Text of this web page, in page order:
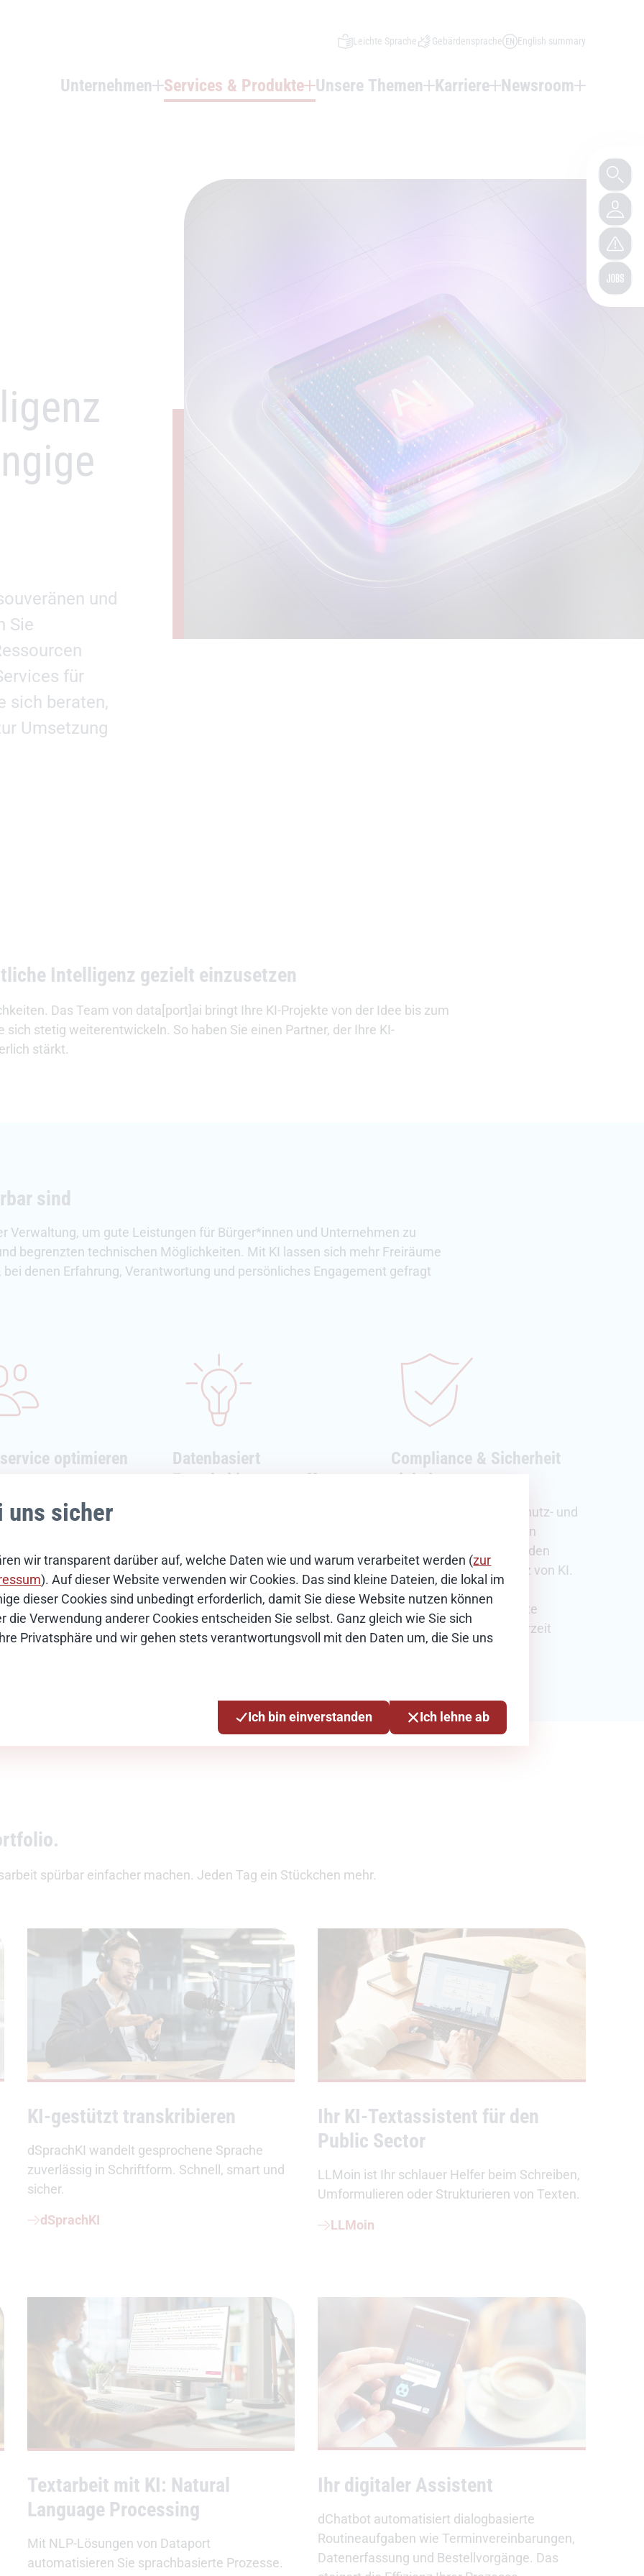
uns sicher
wir transparent darüber auf, welche Daten wie und warum verarbeitet werden (zur
). Auf dieser Website verwenden wir Cookies. Das sind kleine Dateien, die lokal im
dieser Cookies sind unbedingt erforderlich, damit Sie diese Website nutzen können
die Verwendung anderer Cookies entscheiden Sie selbst. Ganz gleich wie Sie sich
Privatsphäre und wir gehen stets verantwortungsvoll mit den Daten um, die Sie uns
Ich bin einverstanden Ich lehne ab
Leichte Sprache Gebärdensprache English summary
Unternehmen Services & Produkte Unsere Themen Karriere Newsroom
und
Sie
für
sich beraten,
Umsetzung
Intelligenz gezielt einzusetzen
Das Team von data[port]ai bringt Ihre KI-Projekte von der Idee bis zum
stetig weiterentwickeln. So haben Sie einen Partner, der Ihre KI-
stärkt.
sind
Verwaltung, um gute Leistungen für Bürger*innen und Unternehmen zu
begrenzten technischen Möglichkeiten. Mit KI lassen sich mehr Freiräume
denen Erfahrung, Verantwortung und persönliches Engagement gefragt
optimieren
Formularhilfen
für schnellere
und entlastet
die Mitarbeitenden.
Datenbasiert
Entscheidungen treffen
Verwaltung. Trends und
Entwicklungen werden so früher
sichtbar und Entscheidungen
transparenter.
Compliance & Sicherheit
einhalten
Die bewährten Datenschutz- und
Sicherheitsstandards von
Dataport gewährleisten den
vertrauensvollen Einsatz von KI.
Damit bleibt der
verantwortungsbewusste
Umgang mit Daten jederzeit
sichergestellt.
spürbar einfacher machen. Jeden Tag ein Stückchen mehr.
KI-gestützt transkribieren
dSprachKI wandelt gesprochene Sprache
zuverlässig in Schriftform. Schnell, smart und
sicher.
dSprachKI
Ihr KI-Textassistent für den
Public Sector
LLMoin ist Ihr schlauer Helfer beim Schreiben,
Umformulieren oder Strukturieren von Texten.
LLMoin
Textarbeit mit KI: Natural
Language Processing
Mit NLP-Lösungen von Dataport
automatisieren Sie sprachbasierte Prozesse.
Ihr digitaler Assistent
dChatbot automatisiert dialogbasierte
Routineaufgaben wie Terminvereinbarungen,
Datenerfassung und Bestellvorgänge. Das